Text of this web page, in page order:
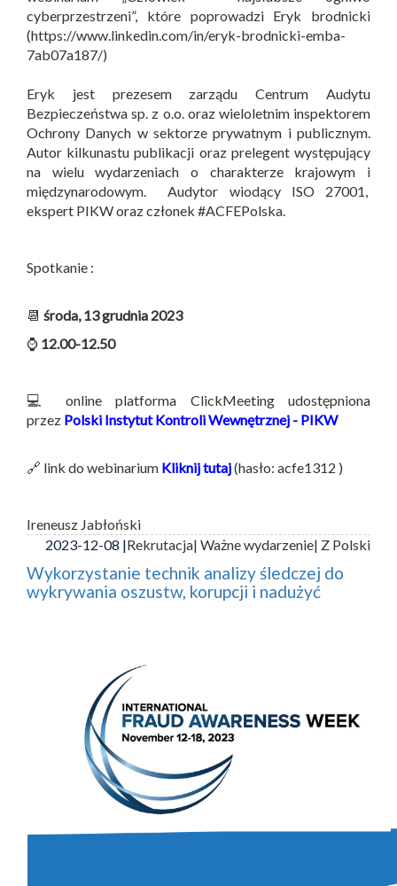
cyberprzestrzeni”, które poprowadzi Eryk brodnicki
(https://www.linkedin.com/in/eryk-brodnicki-emba-
7ab07a187/)
Eryk jest prezesem zarządu Centrum Audytu
Bezpieczeństwa sp. z o.o. oraz wieloletnim inspektorem
Ochrony Danych w sektorze prywatnym i publicznym.
Autor kilkunastu publikacji oraz prelegent występujący
na wielu wydarzeniach o charakterze krajowym i
międzynarodowym. Audytor wiodący ISO 27001,
ekspert PIKW oraz członek #ACFEPolska.
Spotkanie :
📆 środa, 13 grudnia 2023
⌚ 12.00-12.50
💻 online platforma ClickMeeting udostępniona
przez Polski Instytut Kontroli Wewnętrznej - PIKW
🔗 link do webinarium Kliknij tutaj(hasło: acfe1312 )
Ireneusz Jabłoński
2023-12-08 |Rekrutacja| Ważne wydarzenie| Z Polski
Wykorzystanie technik analizy śledczej do
wykrywania oszustw, korupcji i nadużyć